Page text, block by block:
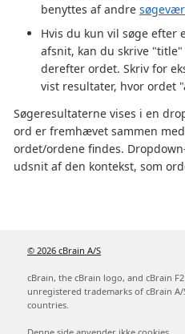
benyttes af andre
Hvis du kun vil søge efter
afsnit, kan du skrive
derefter ordet. Skriv for
vist resultater, hvor ordet
Søgeresultaterne vises i en
ord er fremhævet sammen
ordet/ordene findes.
udsnit af den kontekst, som
© 2026 cBrain A/S
cBrain, the cBrain logo, and cBrain
unregistered trademarks of cBrain
countries.